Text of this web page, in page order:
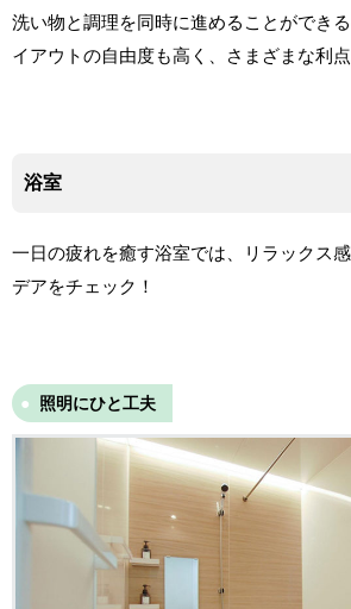
洗い物と調理を同時に進めることができ
イアウトの自由度も高く、さまざまな利点
浴室
一日の疲れを癒す浴室では、リラックス
デアをチェック！
照明にひと工夫